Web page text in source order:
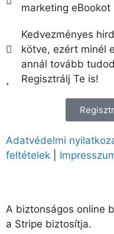
marketing eBookot
Kedvezményes
kötve, ezért minél
annál tovább
Regisztrálj Te is!
Adatvédelmi
feltételek
A biztonságos online
a Stripe biztosítja.